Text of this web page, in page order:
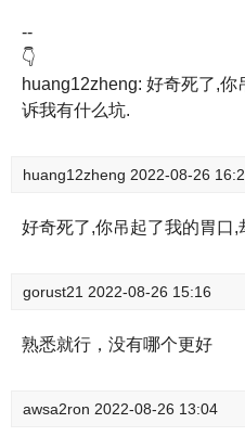
--
👇
huang12zheng: 好奇死了,
诉我有什么坑.
huang12zheng 2022-08-26
好奇死了,你吊起了我的胃口
gorust21 2022-08-26 15:16
熟悉就行，没有哪个更好
awsa2ron 2022-08-26 13:04